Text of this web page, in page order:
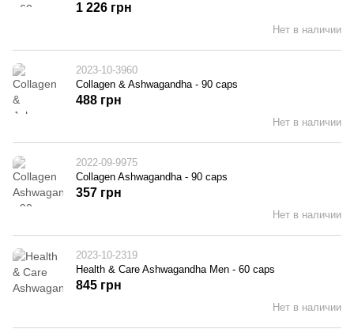
Нет в наличии
1 226 грн
2023-10-3960
Collagen & Ashwagandha - 90 caps
Нет в наличии
488 грн
2022-09-9975
Collagen Ashwagandha - 90 caps
Нет в наличии
357 грн
2023-10-2319
Health & Care Ashwagandha Men - 60 caps
Нет в наличии
845 грн